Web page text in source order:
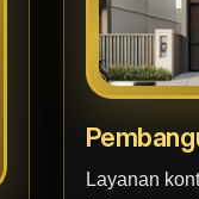
Layanan